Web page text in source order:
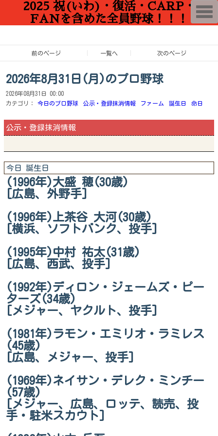
2025 祝(いわ)・復活・CARP・
FANを含めた全員野球！！！
前のページ 一覧へ 次のページ
2026年8月31日(月)のプロ野球
2026年08月31日 00:00
カテゴリ：
今日のプロ野球 公示・登録抹消情報 ファーム 誕生日 命日
公示・登録抹消情報
今日 誕生日
(1996年)大盛 穂(30歳)
[広島、外野手]
(1996年)上茶谷 大河(30歳)
[横浜、ソフトバンク、投手]
(1995年)中村 祐太(31歳)
[広島、西武、投手]
(1992年)ディロン・ジェームズ・ピー
ターズ(34歳)
[メジャー、ヤクルト、投手]
(1981年)ラモン・エミリオ・ラミレス
(45歳)
[広島、メジャー、投手]
(1969年)ネイサン・デレク・ミンチー
(57歳)
[メジャー、広島、ロッテ、読売、投
手・駐米スカウト]
T
o
g
e
a
n